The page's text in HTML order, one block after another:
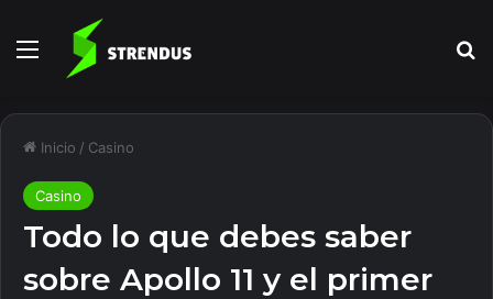
Menú
Inicio / Casino
Casino
Todo lo que debes saber
sobre Apollo 11 y el primer